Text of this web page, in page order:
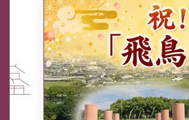
中東情勢や原油価格上昇の影響
を受ける中小企業向け相談窓口
について